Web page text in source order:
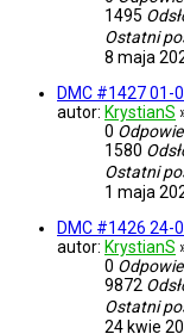
1495
Ostatni
8 maja
DMC #1427 01-
autor: KrystianS
0
1580
Ostatni
1 maja
DMC #1426 24-
autor: KrystianS
0
9872
Ostatni
24 kwie